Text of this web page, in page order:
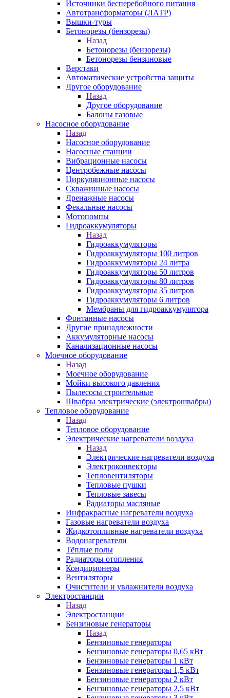
Источники бесперебойного питания
Автотрансформаторы (ЛАТР)
Вышки-туры
Бетонорезы (бензорезы)
Назад
Бетонорезы (бензорезы)
Бетонорезы бензиновые
Верстаки
Автоматические устройства защиты
Другое оборудование
Назад
Другое оборудование
Балоны газовые
Насосное оборудование
Назад
Насосное оборудование
Насосные станции
Вибрационные насосы
Центробежные насосы
Циркуляционные насосы
Скважинные насосы
Дренажные насосы
Фекальные насосы
Мотопомпы
Гидроаккумуляторы
Назад
Гидроаккумуляторы
Гидроаккумуляторы 100 литров
Гидроаккумуляторы 24 литра
Гидроаккумуляторы 50 литров
Гидроаккумуляторы 80 литров
Гидроаккумуляторы 35 литров
Гидроаккумуляторы 6 литров
Мембраны для гидроаккумулятора
Фонтанные насосы
Другие принадлежности
Аккумуляторные насосы
Канализационные насосы
Моечное оборудование
Назад
Моечное оборудование
Мойки высокого давления
Пылесосы строительные
Швабры электрические (электрошвабры)
Тепловое оборудование
Назад
Тепловое оборудование
Электрические нагреватели воздуха
Назад
Электрические нагреватели воздуха
Электроконвекторы
Тепловентиляторы
Тепловые пушки
Тепловые завесы
Радиаторы масляные
Инфракрасные нагреватели воздуха
Газовые нагреватели воздуха
Жидкотопливные нагреватели воздуха
Водонагреватели
Тёплые полы
Радиаторы отопления
Кондиционеры
Вентиляторы
Очистители и увлажнители воздуха
Электростанции
Назад
Электростанции
Бензиновые генераторы
Назад
Бензиновые генераторы
Бензиновые генераторы 0,65 кВт
Бензиновые генераторы 1 кВт
Бензиновые генераторы 1,5 кВт
Бензиновые генераторы 2 кВт
Бензиновые генераторы 2,5 кВт